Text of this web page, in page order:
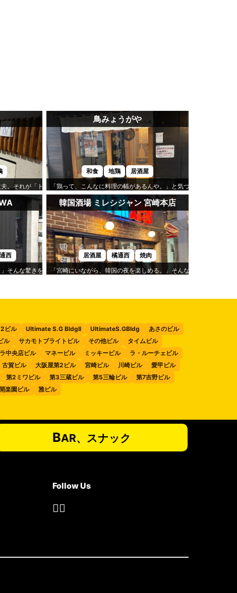
」です。
。それが「トモリバ」の心地よさです。
鳥みょうがや
和食 地鶏
居酒屋
「鶏って、こんなに料理の幅があるんや。」と気づかせてくれるの
西
そんな驚きを味わえるのが「YAKINIKU HITOKIWA」です。
韓国酒場 ミレシジャン 宮崎本店
居酒屋 橘通西
焼肉
「宮崎にいながら、韓国の夜を楽しめる。」そんな気分になれる
ビル Ultimate S.G BldgII UltimateS.GBldg
あさのビル
ル サカモトブライトビル その他ビル
タイムビル
中央店ビル マネービル ミッキービル
ラ・ルーチェビル
古賀ビル 大阪屋第2ビル 宮崎ビル 川崎ビル
愛甲ビル
第2ミワビル 第3三蔵ビル 第5三輪ビル
第7吉野ビル
開楽園ビル 雅ビル
BAR、スナック
Follow Us